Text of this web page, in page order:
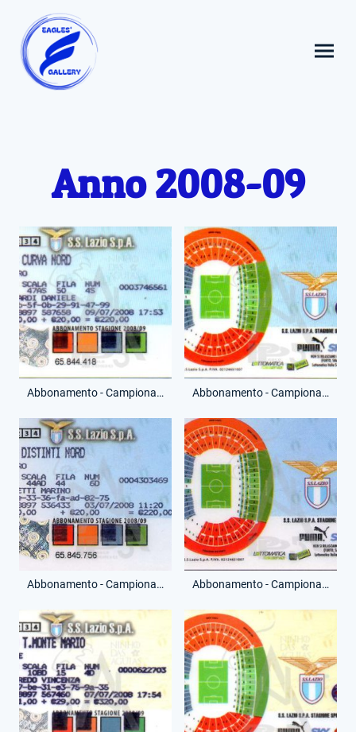
Anno 2008-09
Abbonamento - Campionato Serie A - Curva Nord - (Fronte) Abbonamento - Campionato Serie A - Curva Nord - (Retro)
Abbonamento - Campionato Serie A - Distinti Nord - (Fronte) Abbonamento - Campionato Serie A - Distinti Nord - (Retro)